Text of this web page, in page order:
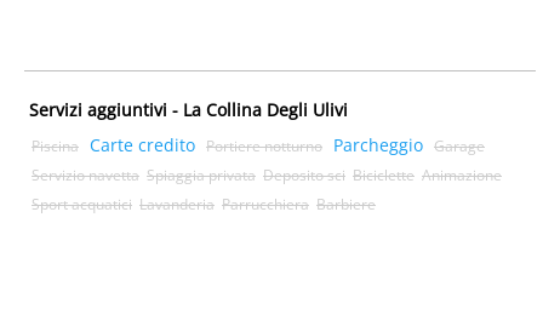
Servizi aggiuntivi - La Collina Degli Ulivi
Piscina Carte credito Portiere notturno Parcheggio Garage
Servizio navetta Spiaggia privata Deposito sci Biciclette Animazione
Sport acquatici Lavanderia Parrucchiera Barbiere